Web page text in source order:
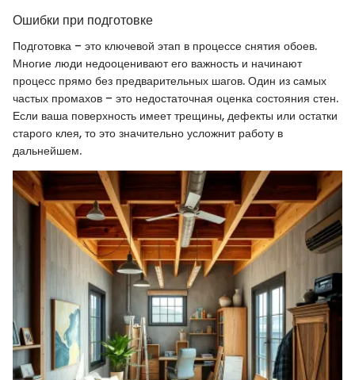
Ошибки при подготовке
Подготовка – это ключевой этап в процессе снятия обоев.
Многие люди недооценивают его важность и начинают
процесс прямо без предварительных шагов. Один из самых
частых промахов – это недостаточная оценка состояния стен.
Если ваша поверхность имеет трещины, дефекты или остатки
старого клея, то это значительно усложнит работу в
дальнейшем.